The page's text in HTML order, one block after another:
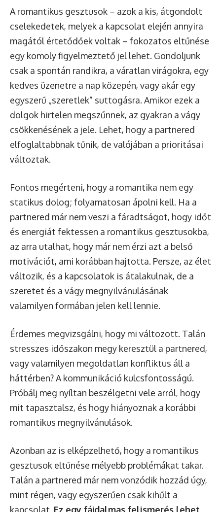
A romantikus gesztusok – azok a kis, átgondolt
cselekedetek, melyek a kapcsolat elején annyira
magától értetődőek voltak – fokozatos eltűnése
egy komoly figyelmeztető jel lehet. Gondoljunk
csak a spontán randikra, a váratlan virágokra, egy
kedves üzenetre a nap közepén, vagy akár egy
egyszerű „szeretlek” suttogásra. Amikor ezek a
dolgok hirtelen megszűnnek, az gyakran a vágy
csökkenésének a jele. Lehet, hogy a partnered
elfoglaltabbnak tűnik, de valójában a prioritásai
változtak.
Fontos megérteni, hogy a romantika nem egy
statikus dolog; folyamatosan ápolni kell. Ha a
partnered már nem veszi a fáradtságot, hogy időt
és energiát fektessen a romantikus gesztusokba,
az arra utalhat, hogy már nem érzi azt a belső
motivációt, ami korábban hajtotta. Persze, az élet
változik, és a kapcsolatok is átalakulnak, de a
szeretet és a vágy megnyilvánulásának
valamilyen formában jelen kell lennie.
Érdemes megvizsgálni, hogy mi változott. Talán
stresszes időszakon megy keresztül a partnered,
vagy valamilyen megoldatlan konfliktus áll a
háttérben? A kommunikáció kulcsfontosságú.
Próbálj meg nyíltan beszélgetni vele arról, hogy
mit tapasztalsz, és hogy hiányoznak a korábbi
romantikus megnyilvánulások.
Azonban az is elképzelhető, hogy a romantikus
gesztusok eltűnése mélyebb problémákat takar.
Talán a partnered már nem vonzódik hozzád úgy,
mint régen, vagy egyszerűen csak kihűlt a
kapcsolat. Ez egy fájdalmas felismerés lehet,